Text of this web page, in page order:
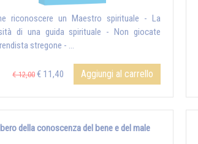
riconoscere un Maestro spirituale - La
di una guida spirituale - Non giocate
stregone - ...
€ 12,00 € 11,40 Aggiungi al carrello
della conoscenza del bene e del male